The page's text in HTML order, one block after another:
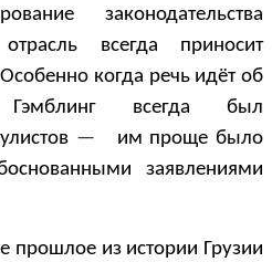
законодательства
всегда приносит
когда речь идёт об
всегда был
— им проще было
заявлениями
прошлое из истории Грузии